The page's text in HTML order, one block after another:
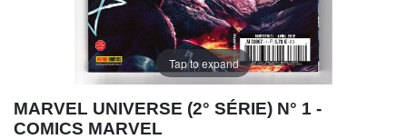
Tap to expand
MARVEL UNIVERSE (2° SÉRIE) N° 1 -
COMICS MARVEL